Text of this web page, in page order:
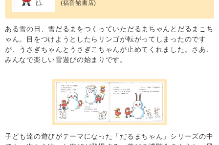
(福音館書店)
ある雪の日、雪だるまをつくっていただるまちゃんとだるまこち
ゃん。目をつけようとしたらリンゴが転がってしまったのです
が、うさぎちゃんとうさぎこちゃんが止めてくれました。さあ、
みんなで楽しい雪遊びの始まりです。
子ども達の遊びがテーマになった「だるまちゃん」シリーズの中